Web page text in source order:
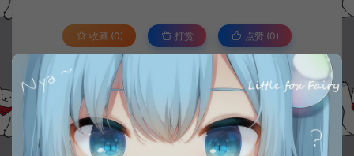
收藏 (0) 打赏 点赞 (0)
©版权免责声明
本站资源售价只是赞助，收取费用仅维持本站的日常运营所需。
若您需要商业运营或用于其他商业活动，请您购买正版授权并合法